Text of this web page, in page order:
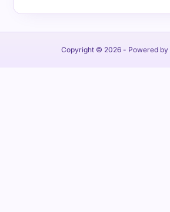
Copyright © 2026 - Powered by